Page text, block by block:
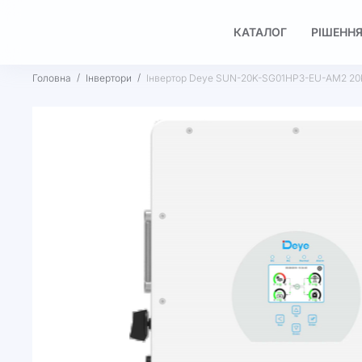
КАТАЛОГ
Головна Інвертори Інвертор Deye SUN-20K-SG01HP3-EU-AM2